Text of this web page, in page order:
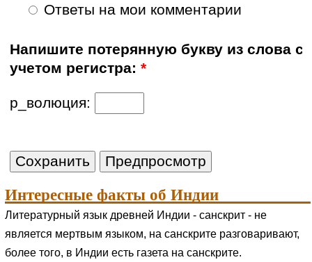
Ответы на мои комментарии
Напишите потерянную букву из слова с
учетом регистра:*
р_волюция:
Интересные факты об Индии
Литературный язык древней Индии - санскрит - не
является мертвым языком, на санскрите разговаривают,
более того, в Индии есть газета на санскрите.